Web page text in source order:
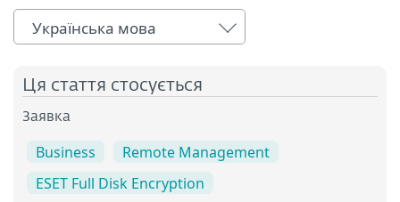
Українська мова
Ця стаття стосується
Заявка
Business
Remote Management
ESET Full Disk Encryption